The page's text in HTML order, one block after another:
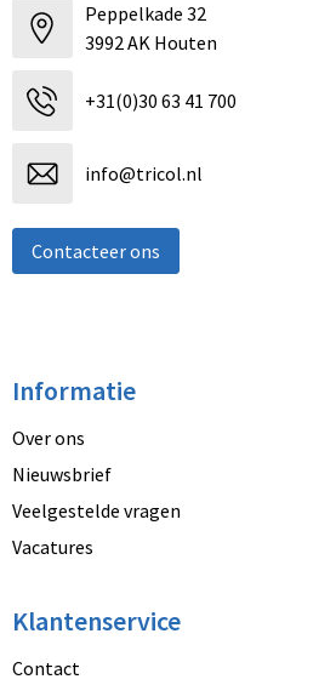
Peppelkade 32
3992 AK Houten
+31(0)30 63 41 700
info@tricol.nl
Contacteer ons
Informatie
Over ons
Nieuwsbrief
Veelgestelde vragen
Vacatures
Klantenservice
Contact